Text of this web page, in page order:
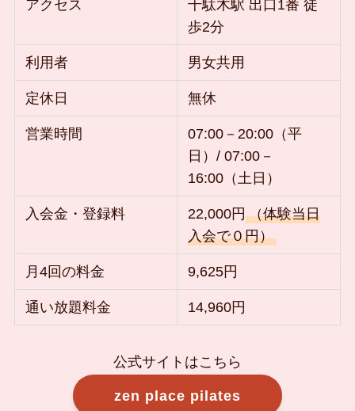
アクセス
千駄木駅 出口1番 徒
歩2分
利用者 男女共用
定休日 無休
営業時間
07:00－20:00（平
日）/ 07:00－
16:00（土日）
入会金・登録料 22,000円 （体験当日
入会で０円）
月4回の料金 9,625円
通い放題料金 14,960円
公式サイトはこちら
zen place pilates